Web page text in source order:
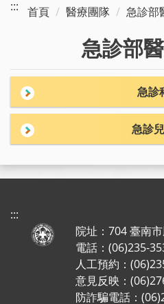
::: 首頁 醫療團隊 急診部
急診部
急診
急診
:::
院址：704 臺南
電話：(06)235-
人工預約：
意見反映：
防詐騙電話：